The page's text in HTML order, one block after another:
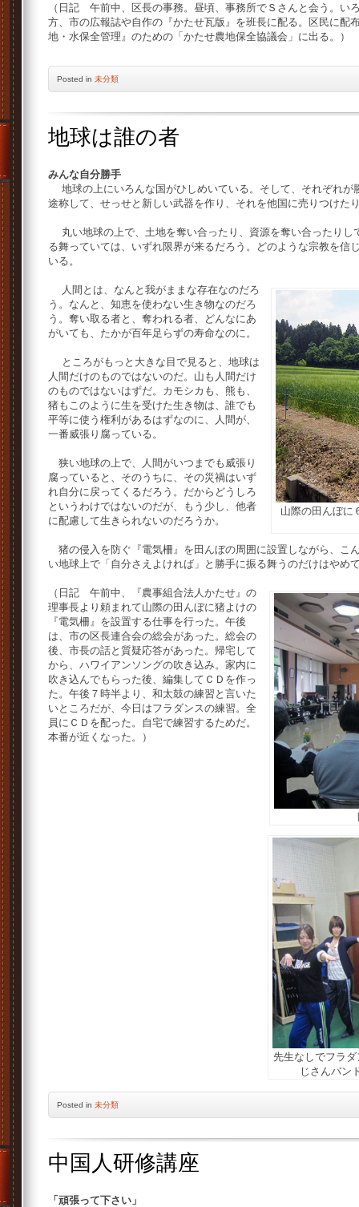
（日記 午前中、区長の事務。昼頃、事務所でＳさんと会う。い
方、市の広報誌や自作の『かたせ瓦版』を班長に配る。区民に配
地・水保全管理』のための「かたせ農地保全協議会」に出る。）
Posted in 未分類
地球は誰の者
みんな自分勝手
地球の上にいろんな国がひしめいている。そして、それぞれが
途称して、せっせと新しい武器を作り、それを他国に売りつけた
丸い地球の上で、土地を奪い合ったり、資源を奪い合ったりし
る舞っていては、いずれ限界が来るだろう。どのような宗教を信
いる。
山際の田んぼに
人間とは、なんと我がままな存在なのだろ
う。なんと、知恵を使わない生き物なのだろ
う。奪い取る者と、奪われる者、どんなにあ
がいても、たかが百年足らずの寿命なのに。
ところがもっと大きな目で見ると、地球は
人間だけのものではないのだ。山も人間だけ
のものではないはずだ。カモシカも、熊も、
猪もこのように生を受けた生き物は、誰でも
平等に使う権利があるはずなのに、人間が、
一番威張り腐っている。
狭い地球の上で、人間がいつまでも威張り
腐っていると、そのうちに、その災禍はいず
れ自分に戻ってくるだろう。だからどうしろ
というわけではないのだが、もう少し、他者
に配慮して生きられないのだろうか。
猪の侵入を防ぐ『電気柵』を田んぼの周囲に設置しながら、こ
い地球上で「自分さえよければ」と勝手に振る舞うのだけはやめ
（日記 午前中、『農事組合法人かたせ』の
理事長より頼まれて山際の田んぼに猪よけの
『電気柵』を設置する仕事を行った。午後
は、市の区長連合会の総会があった。総会の
後、市長の話と質疑応答があった。帰宅して
から、ハワイアンソングの吹き込み。家内に
吹き込んでもらった後、編集してＣＤを作っ
た。午後７時半より、和太鼓の練習と言いた
いところだが、今日はフラダンスの練習。全
員にＣＤを配った。自宅で練習するためだ。
本番が近くなった。）
先生なしでフラ
じさんバン
Posted in 未分類
中国人研修講座
「頑張って下さい」